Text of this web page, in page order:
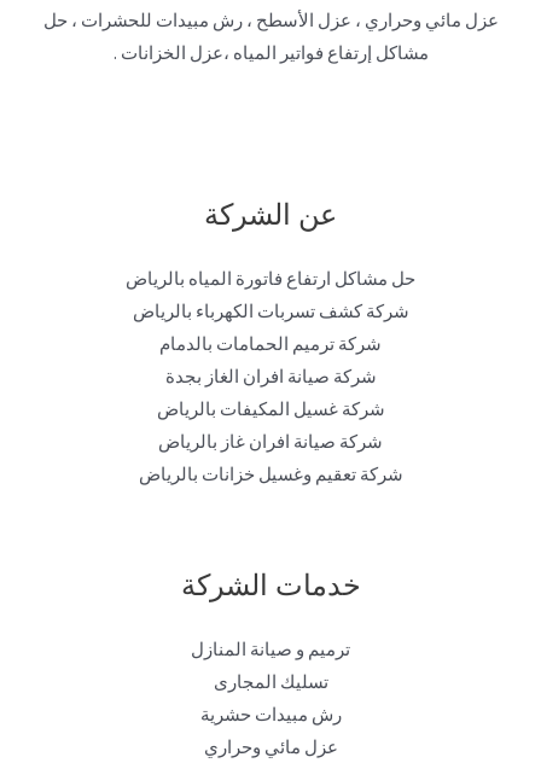
عزل مائي وحراري ، عزل الأسطح ، رش مبيدات للحشرات ، حل
مشاكل إرتفاع فواتير المياه ،عزل الخزانات .
عن الشركة
حل مشاكل ارتفاع فاتورة المياه بالرياض
شركة كشف تسربات الكهرباء بالرياض
شركة ترميم الحمامات بالدمام
شركة صيانة افران الغاز بجدة
شركة غسيل المكيفات بالرياض
شركة صيانة افران غاز بالرياض
شركة تعقيم وغسيل خزانات بالرياض
خدمات الشركة
ترميم و صيانة المنازل
تسليك المجارى
رش مبيدات حشرية
عزل مائي وحراري